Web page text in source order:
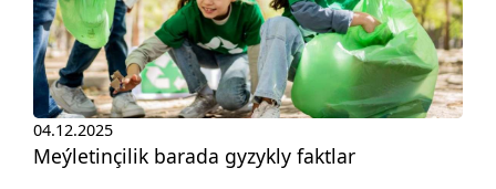
04.12.2025
Meýletinçilik barada gyzykly faktlar